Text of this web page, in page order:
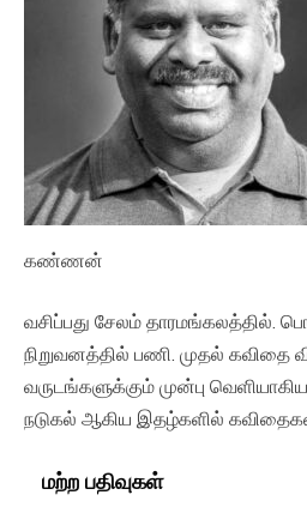
கண்ணன்
வசிப்பது சேலம் தாரமங்கலத்தில்.
நிறுவனத்தில் பணி. முதல் கவிதை
வருடங்களுக்கும் முன்பு
நடுகல் ஆகிய இதழ்களில்
மற்ற பதிவுகள்